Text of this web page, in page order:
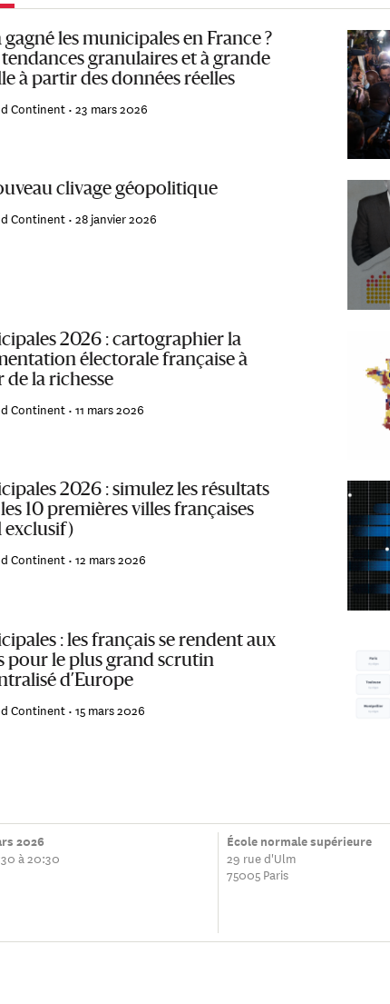
gagné les municipales en France ?
granulaires et à grande
à partir des données réelles
Continent •23 mars 2026
clivage géopolitique
Continent •28 janvier 2026
2026 : cartographier la
électorale française à
de la richesse
Continent •11 mars 2026
2026 : simulez les résultats
10 premières villes françaises
exclusif)
Continent •12 mars 2026
: les français se rendent aux
pour le plus grand scrutin
d’Europe
Continent •15 mars 2026
2026
à 20:30
École normale supérieure
29 rue d'Ulm
75005 Paris